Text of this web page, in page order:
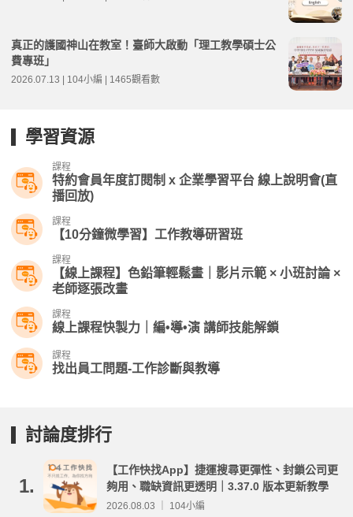
真正的護國神山在教室！臺師大啟動「理工教學碩士公
費專班」
2026.07.13 | 104小編 | 1465觀看數
學習資源
課程
特約會員年度訂閱制 x 企業學習平台 線上說明會(直
播回放)
課程
【10分鐘微學習】工作教導研習班
課程
【線上課程】色鉛筆輕鬆畫｜影片示範 × 小班討論 ×
老師逐張改畫
課程
線上課程快製力｜編•導•演 講師技能解鎖
課程
找出員工問題-工作診斷與教導
討論度排行
1.
【工作快找App】捷運搜尋更彈性、封鎖公司更
夠用、職缺資訊更透明｜3.37.0 版本更新教學
2026.08.03 ｜ 104小編